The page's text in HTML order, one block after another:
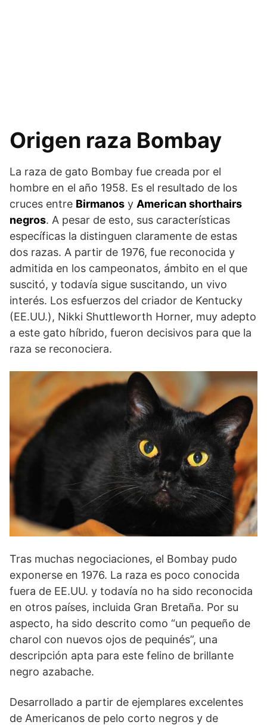
Origen raza Bombay
La raza de gato Bombay fue creada por el
hombre en el año 1958. Es el resultado de los
cruces entre Birmanos y American shorthairs
negros. A pesar de esto, sus características
específicas la distinguen claramente de estas
dos razas. A partir de 1976, fue reconocida y
admitida en los campeonatos, ámbito en el que
suscitó, y todavía sigue suscitando, un vivo
interés. Los esfuerzos del criador de Kentucky
(EE.UU.), Nikki Shuttleworth Horner, muy adepto
a este gato híbrido, fueron decisivos para que la
raza se reconociera.
Tras muchas negociaciones, el Bombay pudo
exponerse en 1976. La raza es poco conocida
fuera de EE.UU. y todavía no ha sido reconocida
en otros países, incluida Gran Bretaña. Por su
aspecto, ha sido descrito como “un pequeño de
charol con nuevos ojos de pequinés”, una
descripción apta para este felino de brillante
negro azabache.
Desarrollado a partir de ejemplares excelentes
de Americanos de pelo corto negros y de